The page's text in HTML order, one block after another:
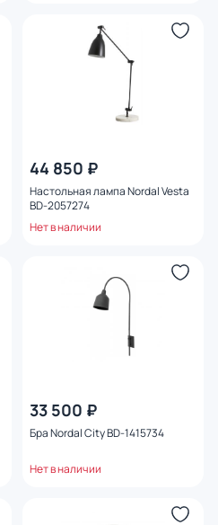
44 850 ₽
Настольная лампа Nordal Vesta
BD-2057274
Нет в наличии
33 500 ₽
Бра Nordal City BD-1415734
Нет в наличии